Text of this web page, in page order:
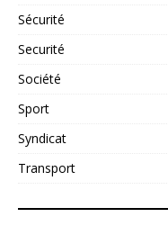
Sécurité
Securité
Société
Sport
Syndicat
Transport